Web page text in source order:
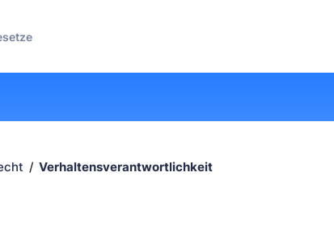
Verhaltensverantwortlichkeit